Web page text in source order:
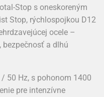
Stop s oneskoreným
Stop, rýchlospojkou D12
ocele –
bezpečnosť a dlhú
50 Hz, s pohonom 1400
pre intenzívne